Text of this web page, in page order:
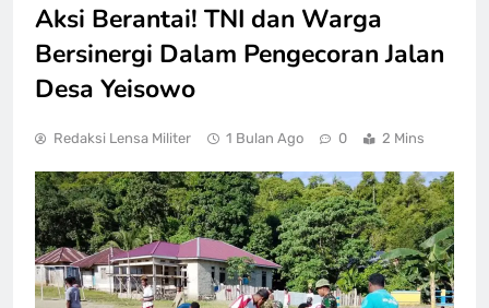
Aksi Berantai! TNI dan Warga
Bersinergi Dalam Pengecoran Jalan
Desa Yeisowo
Redaksi Lensa Militer 1 Bulan Ago 0 2 Mins